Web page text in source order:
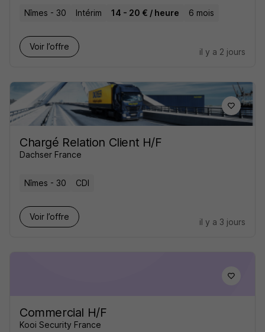
Nîmes - 30 Intérim 14 - 20 € / heure 6 mois
Voir l’offre
il y a 2 jours
Chargé Relation Client H/F
Dachser France
Nîmes - 30 CDI
Voir l’offre
il y a 3 jours
Commercial H/F
Kooi Security France